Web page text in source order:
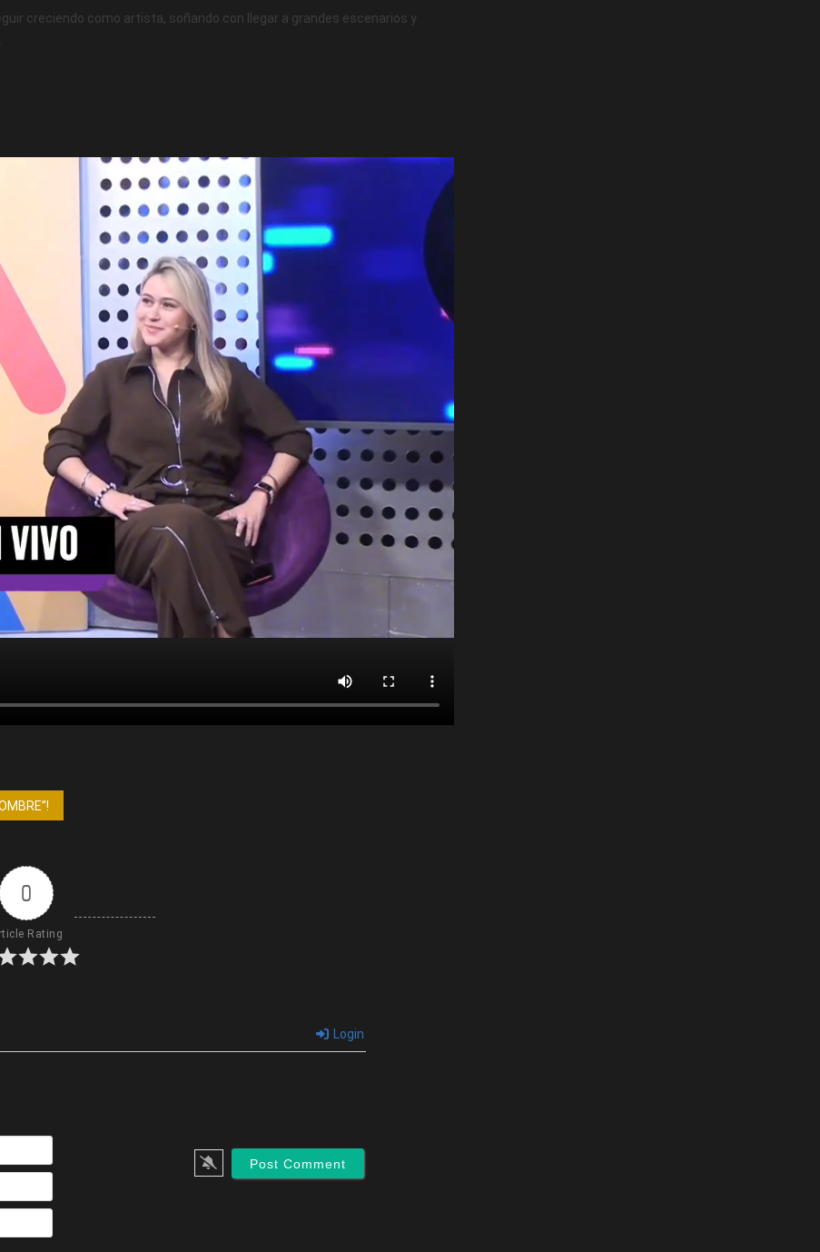
creciendo como artista, soñando con llegar a grandes escenarios y
0
Rating
Login
Name*
Email*
Website